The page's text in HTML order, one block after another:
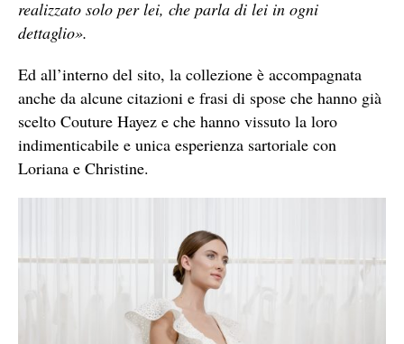
realizzato solo per lei, che parla di lei in ogni
dettaglio».
Ed all’interno del sito, la collezione è accompagnata
anche da alcune citazioni e frasi di spose che hanno già
scelto Couture Hayez e che hanno vissuto la loro
indimenticabile e unica esperienza sartoriale con
Loriana e Christine.